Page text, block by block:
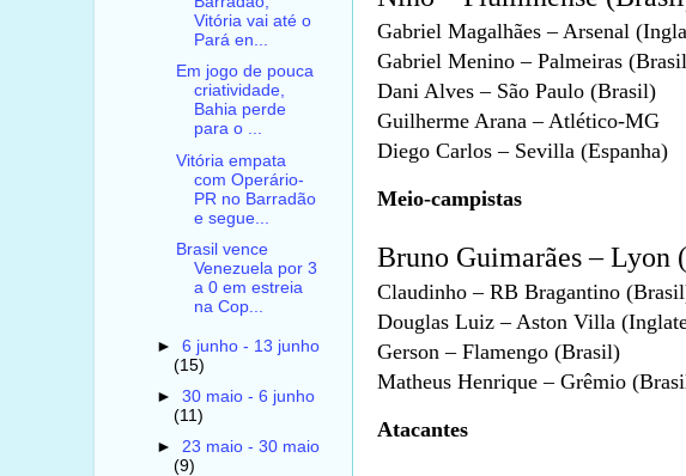
Gabriel Magalhães – Arsenal
Gabriel Menino – Palmeiras
Dani Alves – São Paulo (Brasil)
Guilherme Arana – Atlético-MG
Diego Carlos – Sevilla (Espanha)
Meio-campistas
Bruno Guimarães – Lyon
Claudinho – RB Bragantino
Douglas Luiz – Aston Villa
Gerson – Flamengo (Brasil)
Matheus Henrique – Grêmio
Atacantes
Vitória vai até o
Pará en...
Em jogo de pouca
criatividade,
Bahia perde
para o ...
Vitória empata
com Operário-
PR no Barradão
e segue...
Brasil vence
Venezuela por 3
a 0 em estreia
na Cop...
► 6 junho - 13 junho
(15)
► 30 maio - 6 junho
(11)
► 23 maio - 30 maio
(9)